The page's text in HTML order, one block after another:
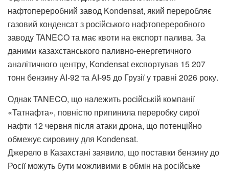
нафтопереробний завод Kondensat, який переробляє
газовий конденсат з російського нафтопереробного
заводу TANECO та має квоти на експорт палива. За
даними казахстанського паливно-енергетичного
аналітичного центру, Kondensat експортував 15 207
тонн бензину АІ-92 та АІ-95 до Грузії у травні 2026 року.
Однак TANECO, що належить російській компанії
«Татнафта», повністю припинила переробку сирої
нафти 12 червня після атаки дрона, що потенційно
обмежує сировину для Kondensat.
Джерело в Казахстані заявило, що поставки бензину до
Росії можуть бути можливими в обмін на російське